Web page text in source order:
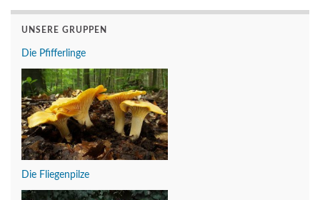
UNSERE GRUPPEN
Die Pfifferlinge
Die Fliegenpilze